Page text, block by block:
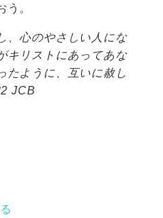
う。
、心のやさしい人にな
キリストにあってあな
たように、互いに赦し
JCB